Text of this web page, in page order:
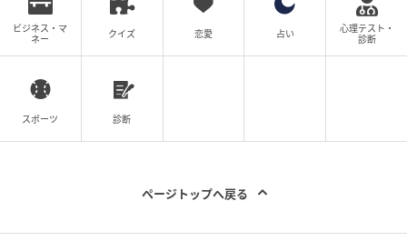
ヘア・メイクアップアーティストKIKKUさん
ビジネス・マ
ネー
クイズ 恋愛 占い
心理テスト・
診断
スポーツ 診断
ページトップへ戻る